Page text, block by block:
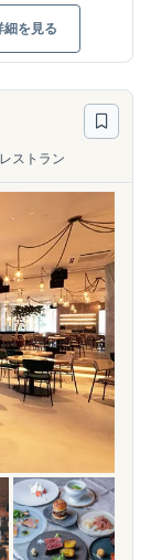
細を見る
レストラン